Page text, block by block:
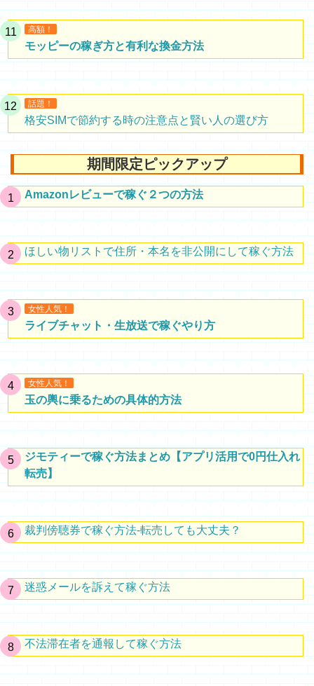
高額！
モッピーの稼ぎ方と有利な換金方法
話題！
格安SIMで節約する時の注意点と賢い人の選び方
期間限定ピックアップ
Amazonレビューで稼ぐ２つの方法
ほしい物リストで住所・本名を非公開にして稼ぐ方法
女性人気！
ライブチャット・生放送で稼ぐやり方
女性人気！
玉の輿に乗るための具体的方法
ジモティーで稼ぐ方法まとめ【アプリ活用で0円仕入れ
転売】
裁判傍聴券で稼ぐ方法-転売しても大丈夫？
迷惑メールを訴えて稼ぐ方法
不法滞在者を通報して稼ぐ方法